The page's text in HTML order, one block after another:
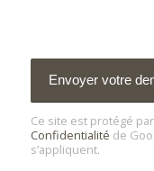
essayant
l’API
formulaire